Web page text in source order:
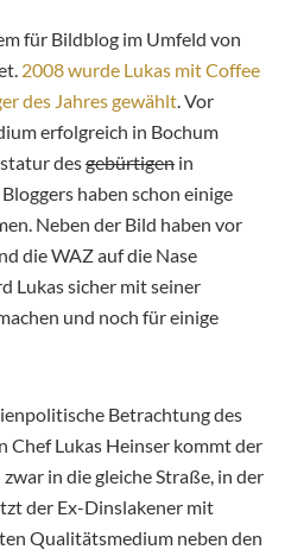
für Bildblog im Umfeld von
2008 wurde Lukas mit Coffee
des Jahres gewählt. Vor
erfolgreich in Bochum
desgebürtigen in
haben schon einige
Neben der Bild haben vor
die WAZ auf die Nase
Lukas sicher mit seiner
und noch für einige
Betrachtung des
Chef Lukas Heinser kommt der
in die gleiche Straße, in der
der Ex-Dinslakener mit
Qualitätsmedium neben den